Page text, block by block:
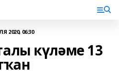
2020, 06:30
күләме 13